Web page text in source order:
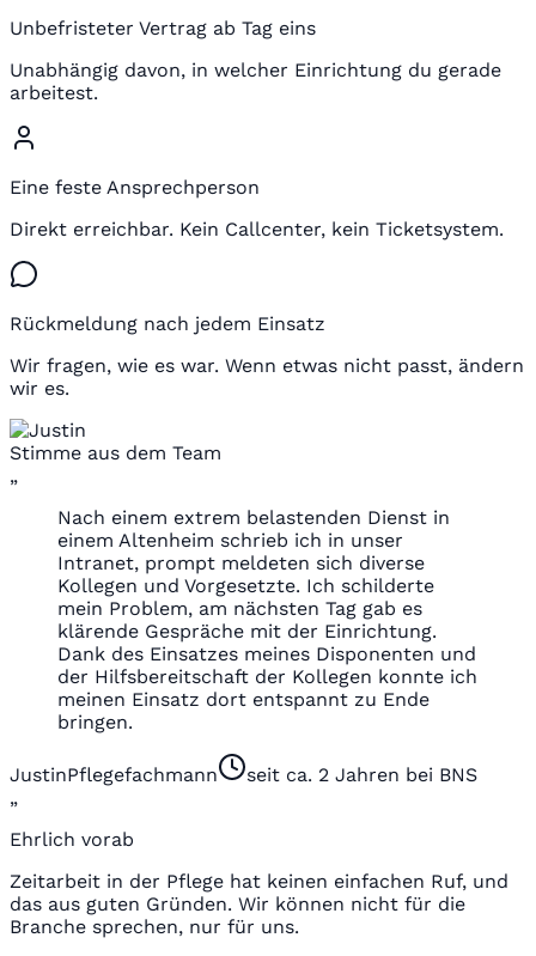
Unbefristeter Vertrag ab Tag eins
Unabhängig davon, in welcher Einrichtung du gerade
arbeitest.
Eine feste Ansprechperson
Direkt erreichbar. Kein Callcenter, kein Ticketsystem.
Rückmeldung nach jedem Einsatz
Wir fragen, wie es war. Wenn etwas nicht passt, ändern
wir es.
Stimme aus dem Team
„
Nach einem extrem belastenden Dienst in
einem Altenheim schrieb ich in unser
Intranet, prompt meldeten sich diverse
Kollegen und Vorgesetzte. Ich schilderte
mein Problem, am nächsten Tag gab es
klärende Gespräche mit der Einrichtung.
Dank des Einsatzes meines Disponenten und
der Hilfsbereitschaft der Kollegen konnte ich
meinen Einsatz dort entspannt zu Ende
bringen.
JustinPflegefachmann
seit ca. 2 Jahren bei BNS
„
Ehrlich vorab
Zeitarbeit in der Pflege hat keinen einfachen Ruf, und
das aus guten Gründen. Wir können nicht für die
Branche sprechen, nur für uns.